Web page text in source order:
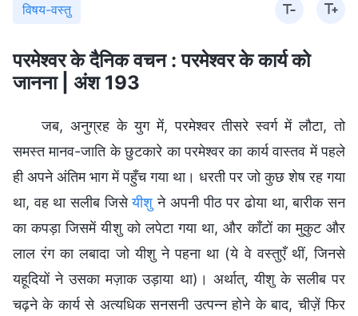
विषय-वस्तु
परमेश्वर के दैनिक वचन : परमेश्वर के कार्य को
जानना | अंश 193
जब, अनुग्रह के युग में, परमेश्वर तीसरे स्वर्ग में लौटा, तो
समस्त मानव-जाति के छुटकारे का परमेश्वर का कार्य वास्तव में पहले
ही अपने अंतिम भाग में पहुँच गया था। धरती पर जो कुछ शेष रह गया
था, वह था सलीब जिसेयीशु ने अपनी पीठ पर ढोया था, बारीक सन
का कपड़ा जिसमें यीशु को लपेटा गया था, और काँटों का मुकुट और
लाल रंग का लबादा जो यीशु ने पहना था (ये वे वस्तुएँ थीं, जिनसे
यहूदियों ने उसका मज़ाक उड़ाया था)। अर्थात्, यीशु के सलीब पर
चढ़ने के कार्य से अत्यधिक सनसनी उत्पन्न होने के बाद, चीज़ें फिर